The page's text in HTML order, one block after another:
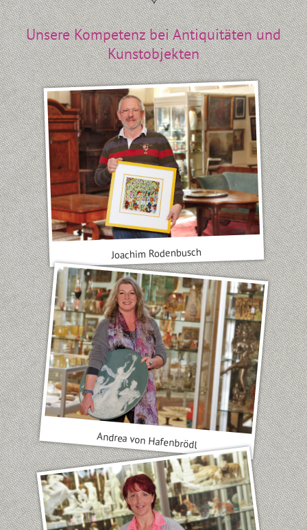
Unsere Kompetenz bei Antiquitäten und
Kunstobjekten
Joachim Rodenbusch
Andrea von Hafenbrödl